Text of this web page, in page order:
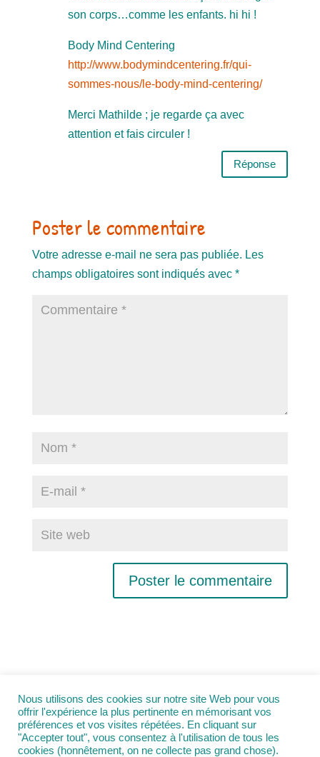
son corps…comme les enfants. hi hi !
Body Mind Centering
http://www.bodymindcentering.fr/qui-
sommes-nous/le-body-mind-centering/
Merci Mathilde ; je regarde ça avec
attention et fais circuler !
Réponse
Poster le commentaire
Votre adresse e-mail ne sera pas publiée. Les
champs obligatoires sont indiqués avec *
Rechercher
Nous utilisons des cookies sur notre site Web pour vous
offrir l'expérience la plus pertinente en mémorisant vos
préférences et vos visites répétées. En cliquant sur
"Accepter tout", vous consentez à l'utilisation de tous les
cookies (honnêtement, on ne collecte pas grand chose).